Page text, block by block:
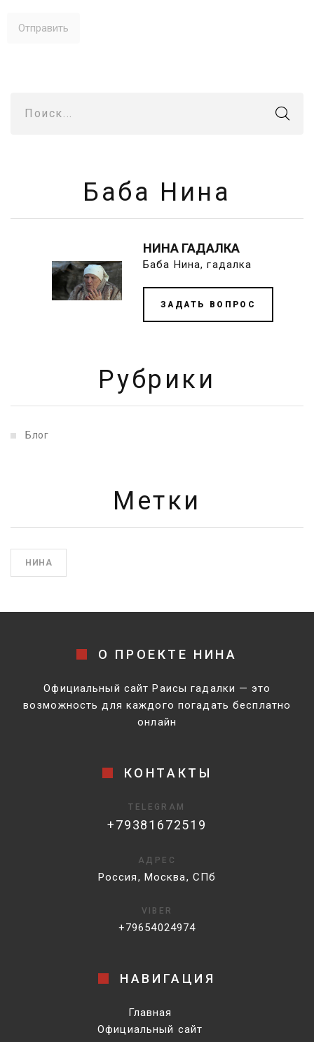
Поиск...
Баба Нина
НИНА ГАДАЛКА
Баба Нина, гадалка
ЗАДАТЬ ВОПРОС
Рубрики
Блог
Метки
НИНА
О ПРОЕКТЕ НИНА
Официальный сайт Раисы гадалки — это
возможность для каждого погадать бесплатно
онлайн
КОНТАКТЫ
TELEGRAM
+79381672519
АДРЕС
Россия, Москва, СПб
VIBER
+79654024974
НАВИГАЦИЯ
Главная
Официальный сайт